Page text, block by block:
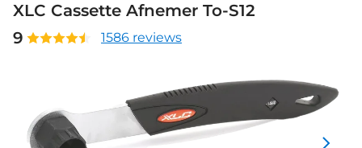
XLC Cassette Afnemer To-S12
9
1586 reviews